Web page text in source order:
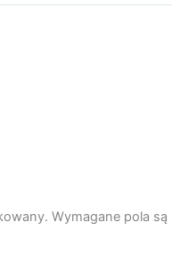
Wymagane pola są